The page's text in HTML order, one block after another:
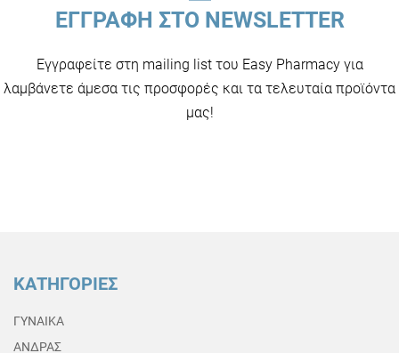
ΕΓΓΡΑΦΗ ΣΤΟ NEWSLETTER
Εγγραφείτε στη mailing list του Easy Pharmacy για
λαμβάνετε άμεσα τις προσφορές και τα τελευταία προϊόντα
μας!
ΚΑΤΗΓΟΡΙΕΣ
ΓΥΝΑΙΚΑ
ΑΝΔΡΑΣ